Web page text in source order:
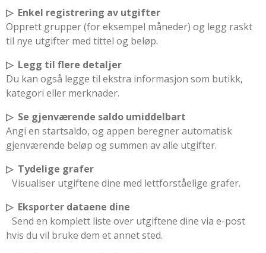
▷ Enkel registrering av utgifter
Opprett grupper (for eksempel måneder) og legg raskt
til nye utgifter med tittel og beløp.
▷ Legg til flere detaljer
Du kan også legge til ekstra informasjon som butikk,
kategori eller merknader.
▷ Se gjenværende saldo umiddelbart
Angi en startsaldo, og appen beregner automatisk
gjenværende beløp og summen av alle utgifter.
▷ Tydelige grafer
Visualiser utgiftene dine med lettforståelige grafer.
▷ Eksporter dataene dine
Send en komplett liste over utgiftene dine via e-post
hvis du vil bruke dem et annet sted.